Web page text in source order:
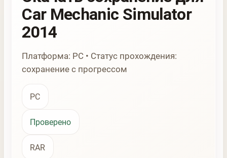
Car Mechanic Simulator
2014
Платформа: PC • Статус прохождения:
сохранение с прогрессом
PC
Проверено
RAR